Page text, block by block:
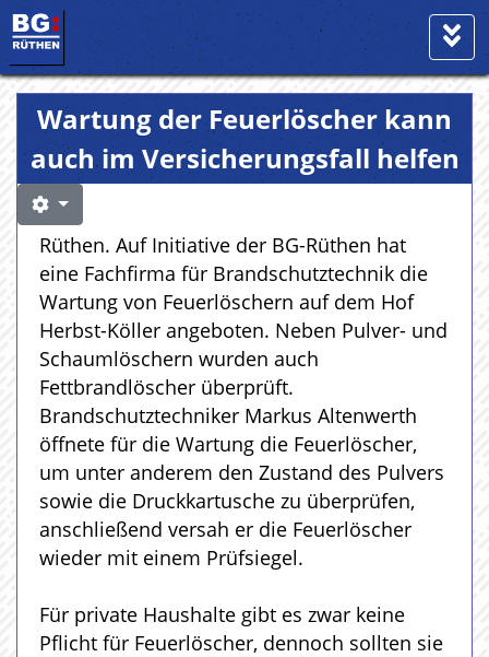
Wartung der Feuerlöscher kann
auch im Versicherungsfall helfen
Rüthen. Auf Initiative der BG-Rüthen hat
eine Fachfirma für Brandschutztechnik die
Wartung von Feuerlöschern auf dem Hof
Herbst-Köller angeboten. Neben Pulver- und
Schaumlöschern wurden auch
Fettbrandlöscher überprüft.
Brandschutztechniker Markus Altenwerth
öffnete für die Wartung die Feuerlöscher,
um unter anderem den Zustand des Pulvers
sowie die Druckkartusche zu überprüfen,
anschließend versah er die Feuerlöscher
wieder mit einem Prüfsiegel.
Für private Haushalte gibt es zwar keine
Pflicht für Feuerlöscher, dennoch sollten sie